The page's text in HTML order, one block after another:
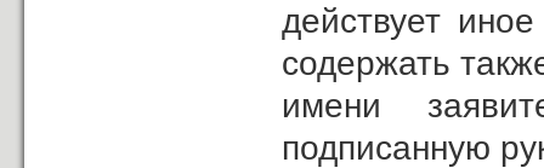
действует
содержать
имени
подписанную